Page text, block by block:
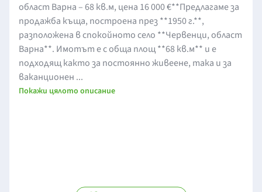
област Варна – 68 кв.м, цена 16 000 €**Предлагаме за
продажба къща, построена през **1950 г.**,
разположена в спокойното село **Червенци, област
Варна**. Имотът е с обща площ **68 кв.м** и е
подходящ както за постоянно живеене, така и за
ваканционен ...
Покажи цялото описание